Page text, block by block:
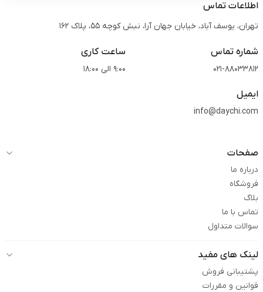
اطلاعات تماس
تهران، یوسف آباد، خیابان جهان آرا، نبش کوچه 55، پلاک 162
شماره تماس
021-88033812
ساعت کاری
9:00 الی 18:00
ایمیل
info@daychi.com
صفحات
درباره ما
فروشگاه
بلاگ
تماس با ما
سوالات متداول
لینک های مفید
پشتیبانی فروش
قوانین و مقررات